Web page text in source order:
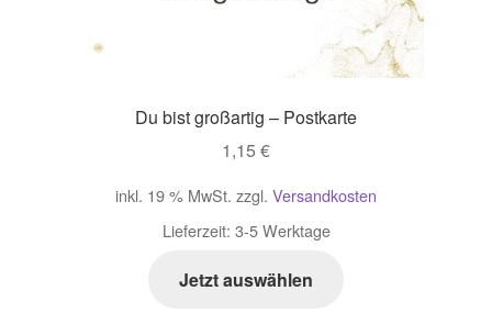
Du bist großartig – Postkarte
1,15 €
inkl. 19 % MwSt. zzgl. Versandkosten
Lieferzeit: 3-5 Werktage
Jetzt auswählen